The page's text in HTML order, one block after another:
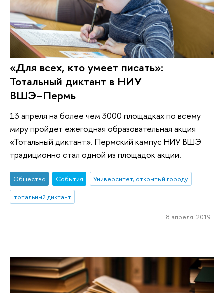
«Для всех, кто умеет писать»:
Тотальный диктант в НИУ
ВШЭ−Пермь
13 апреля на более чем 3000 площадках по всему
миру пройдет ежегодная образовательная акция
«Тотальный диктант». Пермский кампус НИУ ВШЭ
традиционно стал одной из площадок акции.
Общество События
Университет, открытый городу
тотальный диктант
8 апреля 2019